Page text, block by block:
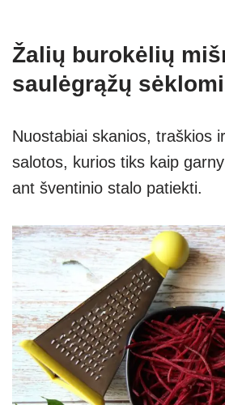
Žalių burokėlių
saulėgrąžų
Nuostabiai skanios, traškios
salotos, kurios tiks kaip
ant šventinio stalo patiekti.